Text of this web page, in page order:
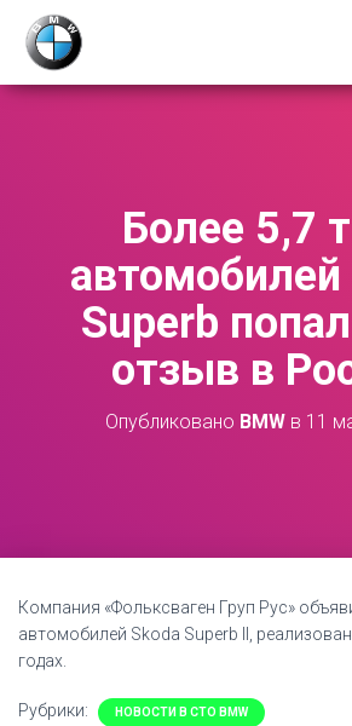
Более 5,7
автомобилей
Superb
отзыв в
Опубликовано BMWв 11
Компания «Фольксваген Груп Рус»
автомобилей Skoda Superb II,
годах.
Рубрики: НОВОСТИ В СТО BMW